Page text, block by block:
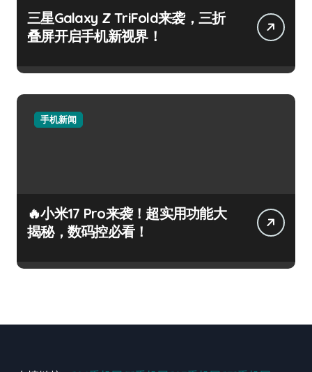
三星Galaxy Z TriFold来袭，三折
叠屏开启手机新视界！
手机新闻
🔥小米17 Pro来袭！超实用功能大
揭秘，数码控必看！